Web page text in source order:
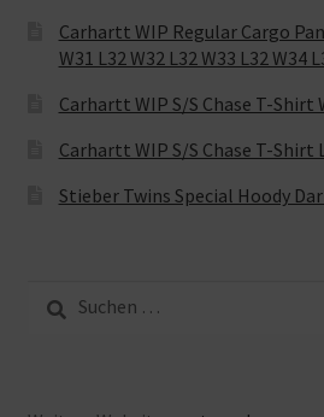
Carhartt WIP Regular Cargo
W31 L32 W32 L32 W33 L32 W34
Carhartt WIP S/S Chase T-Shirt
Carhartt WIP S/S Chase T-Shirt
Stieber Twins Special Hoody
nach: